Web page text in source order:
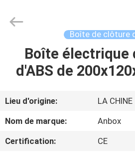
MAISON
AU
SUJET
Electric
Boîte de clôture
Boîte électrique
d'ABS de
Lieu d'origine:
LA CHINE
Nom de marque:
Anbox
Certification:
CE